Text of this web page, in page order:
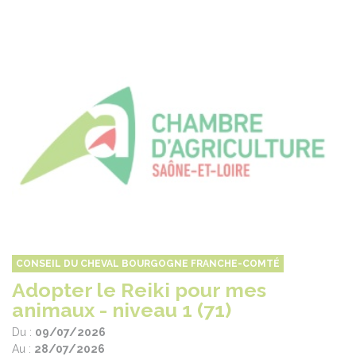
CONSEIL DU CHEVAL BOURGOGNE FRANCHE-COMTÉ
Adopter le Reiki pour mes
animaux - niveau 1 (71)
Du : 09/07/2026
Au : 28/07/2026